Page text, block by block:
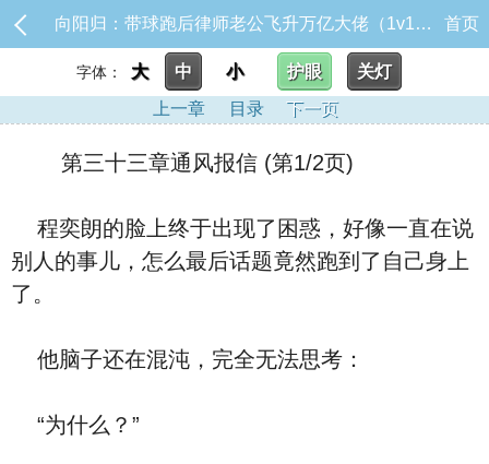
向阳归：带球跑后律师老公飞升万亿大佬（1v1 破镜重圆）_第三十三章通风报信 首页
字体： 大 中 小 护眼
关灯
上一章
目录 下一页
第三十三章通风报信 (第1/2页)
程奕朗的脸上终于出现了困惑，好像一直在说
别人的事儿，怎么最后话题竟然跑到了自己身上
了。
他脑子还在混沌，完全无法思考：
“为什么？”